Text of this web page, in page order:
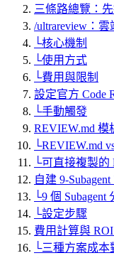
三條路總覽：
/ultrareview：雲
└核心機制
└使用方式
└費用與限制
設定官方 Code
└手動觸發
REVIEW.md 模
└REVIEW.md
└可直接複製的
自建 9-
└9 個 Subagent
└設定步驟
費用計算與
└三種方案成本